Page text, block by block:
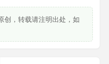
创，转载请注明出处，如